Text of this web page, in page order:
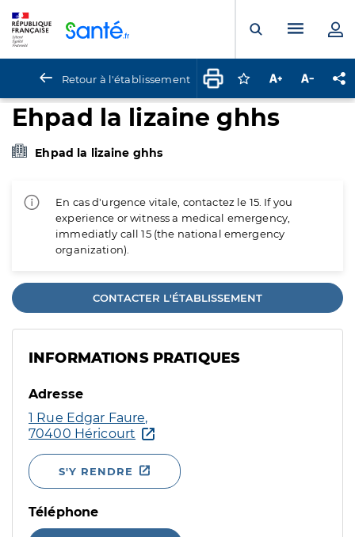
Ouvrir laMenu
Retour à l'établissement Connectez-vous
Augmenter la
Ehpad la lizaine ghhs
Ehpad la lizaine ghhs
En cas d'urgence vitale, contactez le 15. If you
experience or witness a medical emergency,
immediatly call 15 (the national emergency
organization).
CONTACTER L'ÉTABLISSEMENT
INFORMATIONS PRATIQUES
Adresse
1 Rue Edgar Faure,
70400 Héricourt
S'Y RENDRE
Téléphone